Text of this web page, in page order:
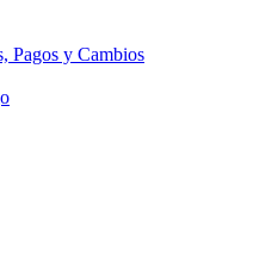
Pagos y Cambios